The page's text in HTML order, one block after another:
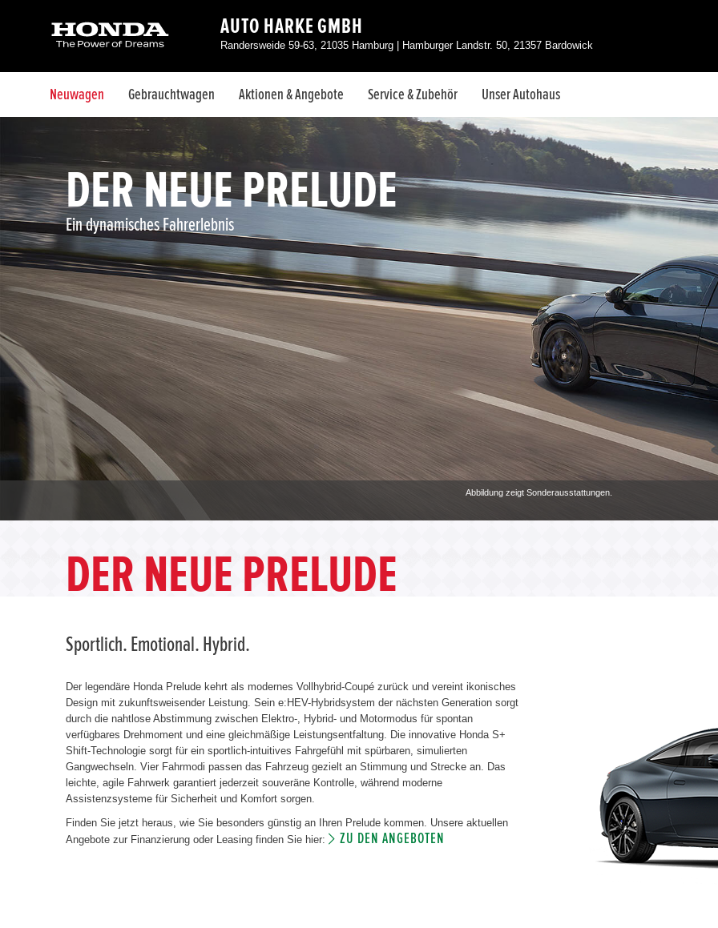
AUTO HARKE GMBH
Randersweide 59-63, 21035 Hamburg | Hamburger Landstr. 50, 21357 Bardowick
Neuwagen Gebrauchtwagen Aktionen & Angebote Service & Zubehör Unser Autohaus
Abbildung zeigt Sonderausstattungen.
DER NEUE PRELUDE
Ein dynamisches Fahrerlebnis
DER NEUE PRELUDE
Sportlich. Emotional. Hybrid.
Der legendäre Honda Prelude kehrt als modernes Vollhybrid-Coupé zurück und vereint ikonisches
Design mit zukunftsweisender Leistung. Sein e:HEV-Hybridsystem der nächsten Generation sorgt
durch die nahtlose Abstimmung zwischen Elektro-, Hybrid- und Motormodus für spontan
verfügbares Drehmoment und eine gleichmäßige Leistungsentfaltung. Die innovative Honda S+
Shift-Technologie sorgt für ein sportlich-intuitives Fahrgefühl mit spürbaren, simulierten
Gangwechseln. Vier Fahrmodi passen das Fahrzeug gezielt an Stimmung und Strecke an. Das
leichte, agile Fahrwerk garantiert jederzeit souveräne Kontrolle, während moderne
Assistenzsysteme für Sicherheit und Komfort sorgen.
Finden Sie jetzt heraus, wie Sie besonders günstig an Ihren Prelude kommen. Unsere aktuellen
Angebote zur Finanzierung oder Leasing finden Sie hier:
ZU DEN ANGEBOTEN